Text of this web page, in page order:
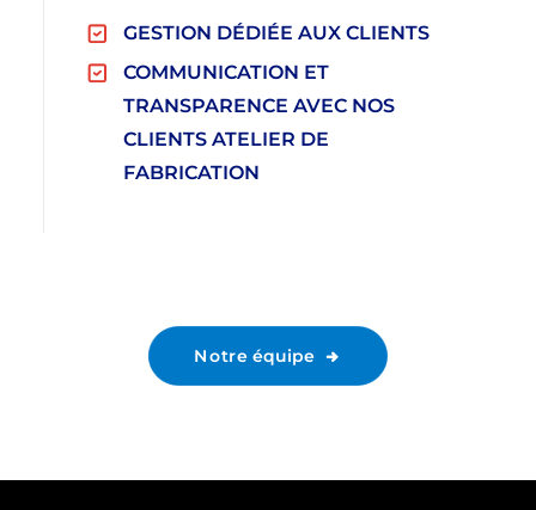
GESTION DÉDIÉE AUX CLIENTS
COMMUNICATION ET
TRANSPARENCE AVEC NOS
CLIENTS ATELIER DE
FABRICATION
Notre équipe